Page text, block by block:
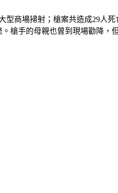
商場掃射；槍案共造成29人
槍手的母親也曾到現場勸降，